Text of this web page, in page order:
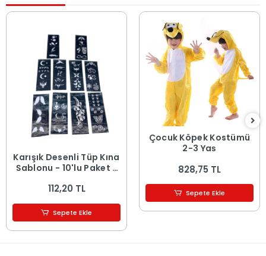
Karışık Desenli Tüp Kına
Şablonu - 10'lu Paket -
112,20 TL
Sepete Ekle
Çocuk Köpek Kostümü
2-3 Yaş
828,75 TL
Sepete Ekle